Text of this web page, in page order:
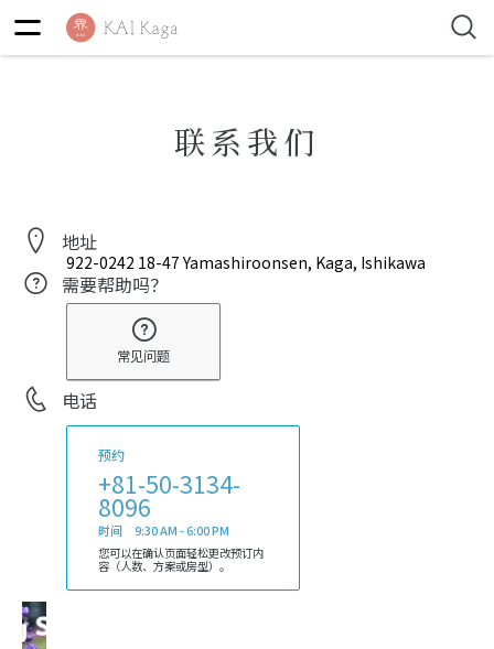
联系我们
地址
922-0242 18-47 Yamashiroonsen, Kaga, Ishikawa
需要帮助吗？
常见问题
电话
预约
+81-50-3134-
8096
时间 9:30 AM - 6:00 PM
您可以在确认页面轻松更改预订内
容（人数、方案或房型）。